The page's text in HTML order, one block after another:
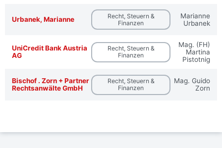
Urbanek, Marianne
Recht, Steuern &
Finanzen
Marianne
Urbanek
UniCredit Bank Austria
AG
Recht, Steuern &
Finanzen
Mag. (FH)
Martina
Pistotnig
Bischof . Zorn + Partner
Rechtsanwälte GmbH
Recht, Steuern &
Finanzen
Mag. Guido
Zorn